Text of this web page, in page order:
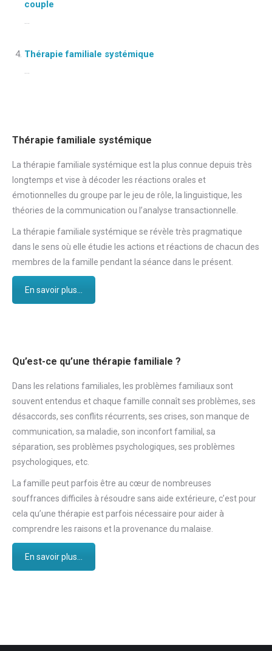
couple
...
Thérapie familiale systémique
...
Thérapie familiale systémique
La thérapie familiale systémique est la plus connue depuis très
longtemps et vise à décoder les réactions orales et
émotionnelles du groupe par le jeu de rôle, la linguistique, les
théories de la communication ou l’analyse transactionnelle.
La thérapie familiale systémique se révèle très pragmatique
dans le sens où elle étudie les actions et réactions de chacun des
membres de la famille pendant la séance dans le présent.
En savoir plus...
Qu’est-ce qu’une thérapie familiale ?
Dans les relations familiales, les problèmes familiaux sont
souvent entendus et chaque famille connaît ses problèmes, ses
désaccords, ses conflits récurrents, ses crises, son manque de
communication, sa maladie, son inconfort familial, sa
séparation, ses problèmes psychologiques, ses problèmes
psychologiques, etc.
La famille peut parfois être au cœur de nombreuses
souffrances difficiles à résoudre sans aide extérieure, c’est pour
cela qu’une thérapie est parfois nécessaire pour aider à
comprendre les raisons et la provenance du malaise.
En savoir plus...